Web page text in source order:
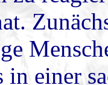
in einer